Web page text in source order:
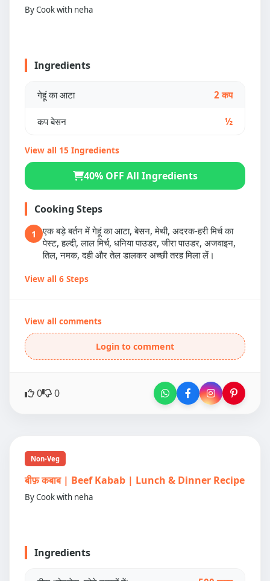
By Cook with neha
Ingredients
गेहूं का आटा 2 कप
कप बेसन ½
View all 15 Ingredients
40% OFF All Ingredients
Cooking Steps
1
एक बड़े बर्तन में गेहूं का आटा, बेसन, मेथी, अदरक-हरी मिर्च का
पेस्ट, हल्दी, लाल मिर्च, धनिया पाउडर, जीरा पाउडर, अजवाइन,
तिल, नमक, दही और तेल डालकर अच्छी तरह मिला लें।
View all 6 Steps
View all comments
Login to comment
0 0
Non-Veg
बीफ़ कबाब | Beef Kabab | Lunch & Dinner Recipe
By Cook with neha
Ingredients